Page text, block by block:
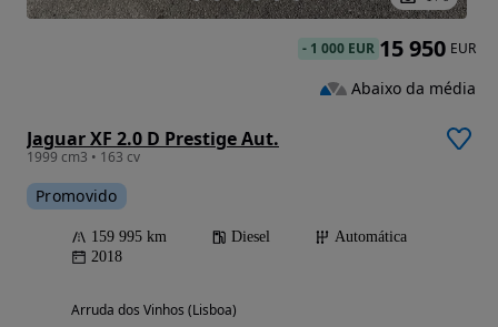
Jaguar XF 2.0 D Prestige Aut.
1999 cm3 • 163 cv
Promovido
159 995 km Diesel
Automática
2018
Arruda dos Vinhos (Lisboa)
- 1 000 EUR 15 950 EUR
Abaixo da média